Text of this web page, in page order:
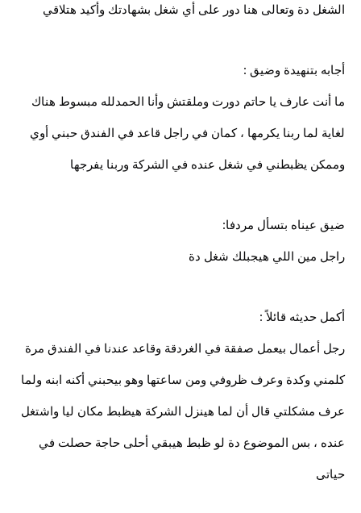
الشغل دة وتعالى هنا دور على أي شغل بشهادتك وأكيد هتلاقي
أجابه بتنهيدة وضيق :
ما أنت عارف يا حاتم دورت وملقتش وأنا الحمدلله مبسوط هناك
لغاية لما ربنا يكرمها ، كمان في راجل قاعد في الفندق حبني أوي
وممكن يظبطني في شغل عنده في الشركة وربنا يفرجها
ضيق عيناه بتسأل مردفا:
راجل مين اللي هيجبلك شغل دة
أكمل حديثه قائلاً :
رجل أعمال بيعمل صفقة في الغردقة وقاعد عندنا في الفندق مرة
كلمني وكدة وعرف ظروفي ومن ساعتها وهو بيحبني أكنه ابنه ولما
عرف مشكلتي قال أن لما هينزل الشركة هيظبط مكان ليا واشتغل
عنده ، بس الموضوع دة لو ظبط هيبقي أحلى حاجة حصلت في
حياتى